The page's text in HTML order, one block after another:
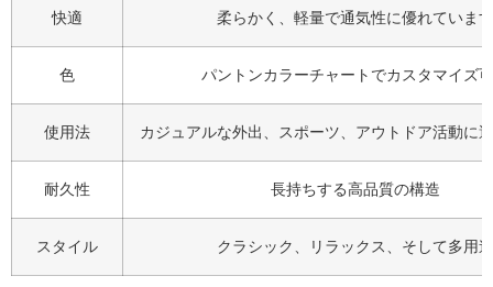
快適 柔らかく、軽量で通気性に優れています
色 パントンカラーチャートでカスタマイズ
使用法 カジュアルな外出、スポーツ、アウトドア活動に
耐久性 長持ちする高品質の構造
スタイル クラシック、リラックス、そして多用途